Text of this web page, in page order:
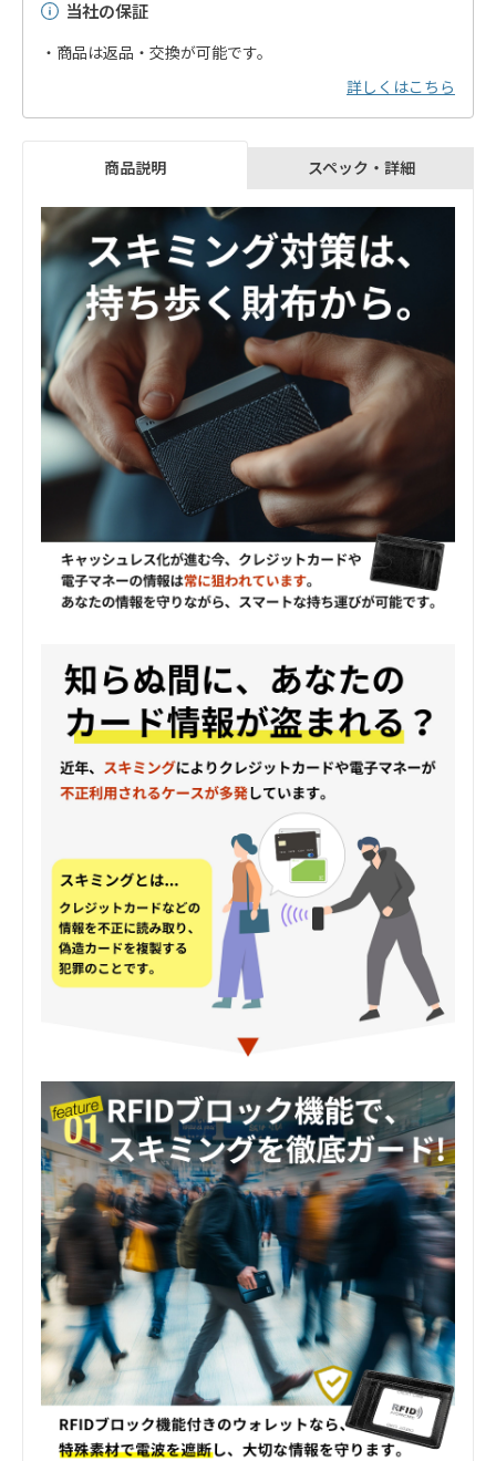
商品説明 スペック・詳細
当社の保証
・商品は返品・交換が可能です。
詳しくはこちら